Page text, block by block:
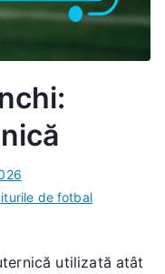
de fotbal
utilizată atât